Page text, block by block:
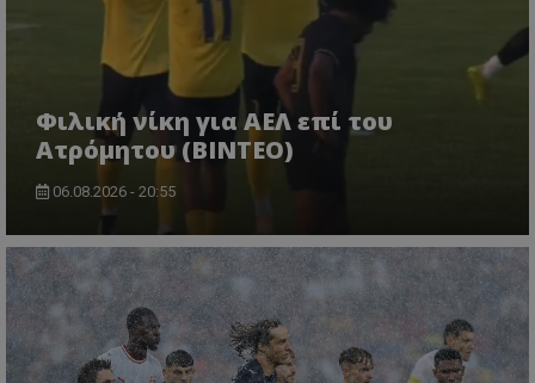
Φιλική νίκη για ΑΕΛ επί του
Ατρόμητου (BINTEO)
06.08.2026 - 20:55